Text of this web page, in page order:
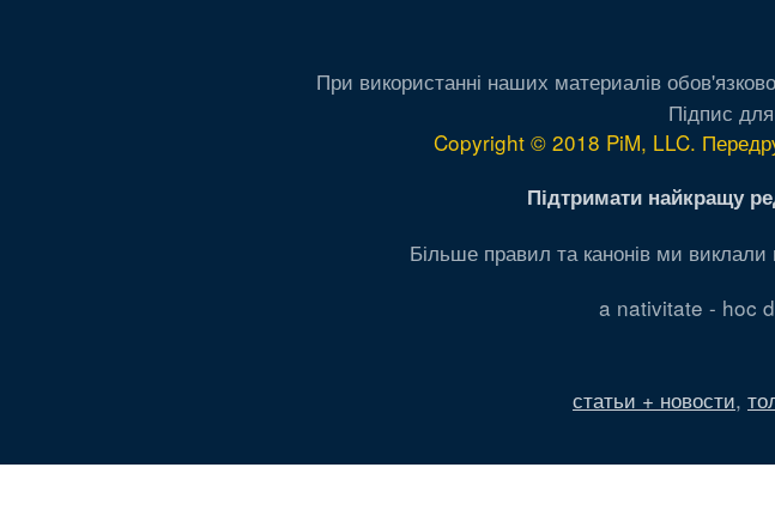
При використанні наших материалів
Підпис для
Copyright © 2018 PiM, LLC.
Підтримати найкращу
Більше правил та канонів ми виклали
a nativitate - hoc
статьи + новости,